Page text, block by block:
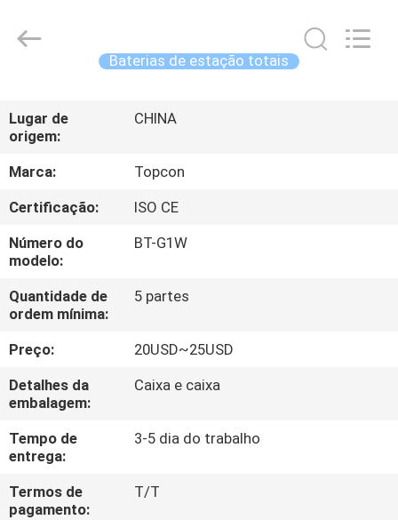
PRODUTOS
SOBRE
NÓS
EXCURSÃO
DA
FÁBRICA
CONTROLE
DA
QUALIDADE
Survey
Instrument
Baterias de estação totais
Lugar de
origem:
CHINA
Marca:
Topcon
Certificação:
ISO CE
Número do
modelo:
BT-G1W
Quantidade de
ordem mínima:
5 partes
Preço:
20USD~25USD
Detalhes da
embalagem:
Caixa e caixa
Tempo de
entrega:
3-5 dia do trabalho
Termos de
pagamento:
T/T